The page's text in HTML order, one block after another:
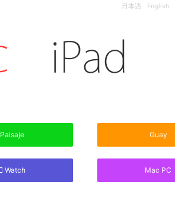
日本語 English
Paisaje Guay
Watch Mac PC